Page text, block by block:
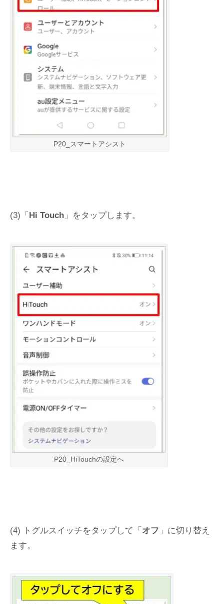
P20_スマートアシスト
(3)「 Hi Touch 」をタップします。
P20_HiTouchの設定へ
(4) トグルスイッチをタップして「 オフ 」に切り替え
ます。